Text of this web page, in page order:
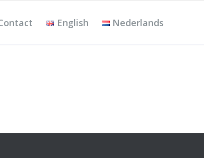
English Nederlands